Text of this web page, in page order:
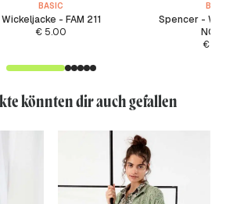
BASIC
Wickeljacke - FAM 211
€ 5.00
Spencer -
€
könnten dir auch gefallen